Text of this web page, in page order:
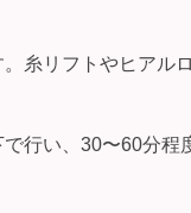
糸リフトやヒアル
行い、30〜60分程